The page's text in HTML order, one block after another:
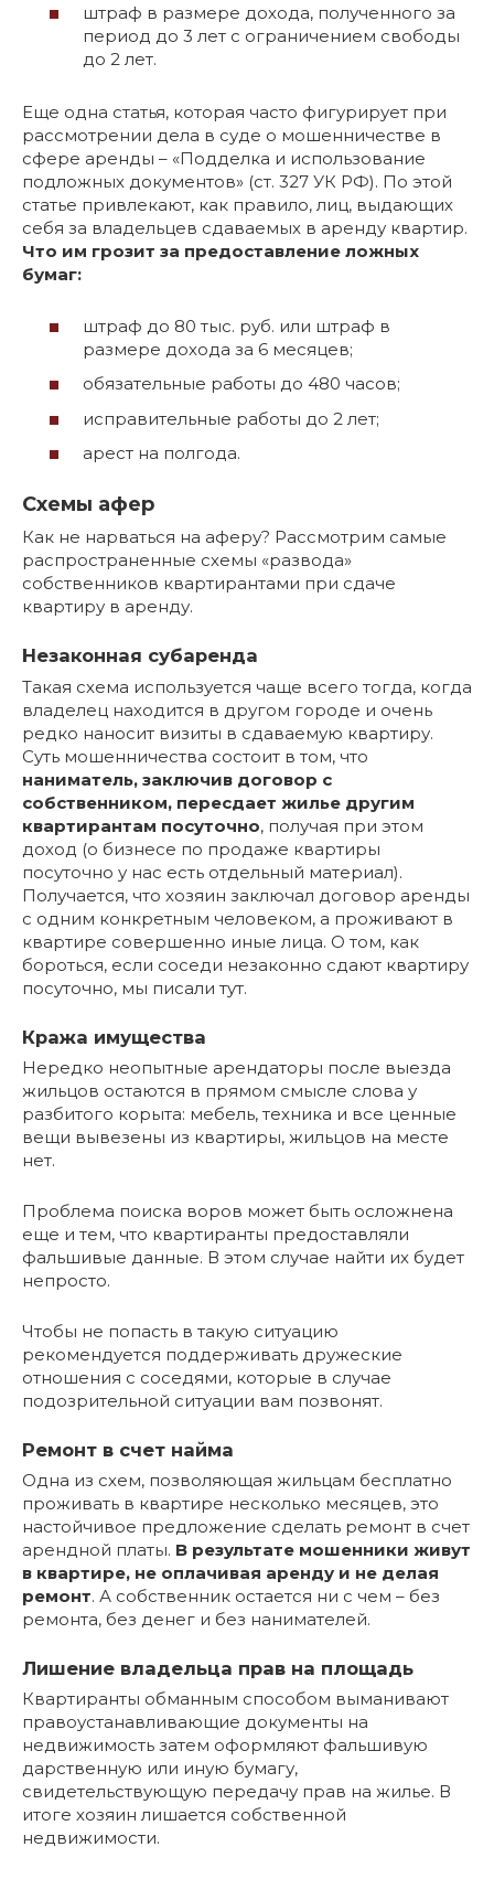
штраф в размере дохода, полученного за
период до 3 лет с ограничением свободы
до 2 лет.
Еще одна статья, которая часто фигурирует при
рассмотрении дела в суде о мошенничестве в
сфере аренды – «Подделка и использование
подложных документов» (ст. 327 УК РФ). По этой
статье привлекают, как правило, лиц, выдающих
себя за владельцев сдаваемых в аренду квартир.
Что им грозит за предоставление ложных
бумаг:
штраф до 80 тыс. руб. или штраф в
размере дохода за 6 месяцев;
обязательные работы до 480 часов;
исправительные работы до 2 лет;
арест на полгода.
Схемы афер
Как не нарваться на аферу? Рассмотрим самые
распространенные схемы «развода»
собственников квартирантами при сдаче
квартиру в аренду.
Незаконная субаренда
Такая схема используется чаще всего тогда, когда
владелец находится в другом городе и очень
редко наносит визиты в сдаваемую квартиру.
Суть мошенничества состоит в том, что
наниматель, заключив договор с
собственником, пересдает жилье другим
квартирантам посуточно, получая при этом
доход (о бизнесе по продаже квартиры
посуточно у нас есть отдельный материал).
Получается, что хозяин заключал договор аренды
с одним конкретным человеком, а проживают в
квартире совершенно иные лица. О том, как
бороться, если соседи незаконно сдают квартиру
посуточно, мы писали тут.
Кража имущества
Нередко неопытные арендаторы после выезда
жильцов остаются в прямом смысле слова у
разбитого корыта: мебель, техника и все ценные
вещи вывезены из квартиры, жильцов на месте
нет.
Проблема поиска воров может быть осложнена
еще и тем, что квартиранты предоставляли
фальшивые данные. В этом случае найти их будет
непросто.
Чтобы не попасть в такую ситуацию
рекомендуется поддерживать дружеские
отношения с соседями, которые в случае
подозрительной ситуации вам позвонят.
Ремонт в счет найма
Одна из схем, позволяющая жильцам бесплатно
проживать в квартире несколько месяцев, это
настойчивое предложение сделать ремонт в счет
арендной платы. В результате мошенники живут
в квартире, не оплачивая аренду и не делая
ремонт. А собственник остается ни с чем – без
ремонта, без денег и без нанимателей.
Лишение владельца прав на площадь
Квартиранты обманным способом выманивают
правоустанавливающие документы на
недвижимость затем оформляют фальшивую
дарственную или иную бумагу,
свидетельствующую передачу прав на жилье. В
итоге хозяин лишается собственной
недвижимости.